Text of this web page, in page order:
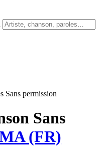
Sans permission
Sans
(FR)